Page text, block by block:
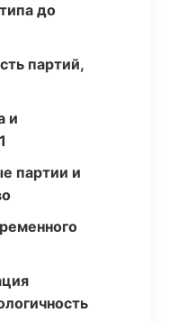
до
партий,
и
партии и